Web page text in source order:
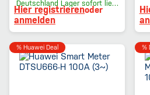
Deutschland Lager sofort lieferbar
Hier registrierenoder
anmelden
% Huawei Deal %